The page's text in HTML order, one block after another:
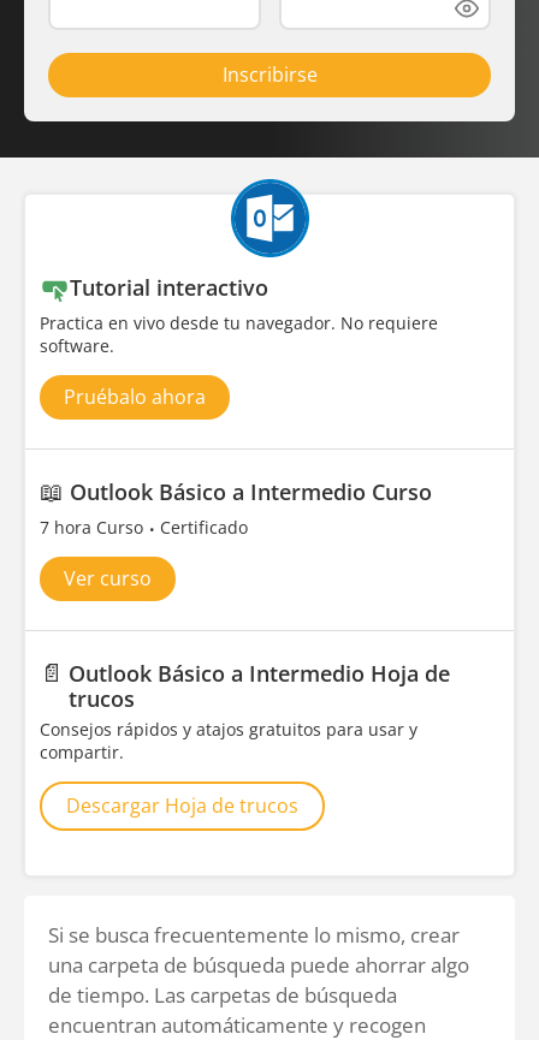
Inscribirse
Tutorial interactivo
Practica en vivo desde tu navegador. No requiere
software.
Pruébalo ahora
📖 Outlook Básico a Intermedio Curso
7 hora Curso Certificado
Ver curso
📄 Outlook Básico a Intermedio Hoja de
trucos
Consejos rápidos y atajos gratuitos para usar y
compartir.
Descargar Hoja de trucos
Si se busca frecuentemente lo mismo, crear
una carpeta de búsqueda puede ahorrar algo
de tiempo. Las carpetas de búsqueda
encuentran automáticamente y recogen